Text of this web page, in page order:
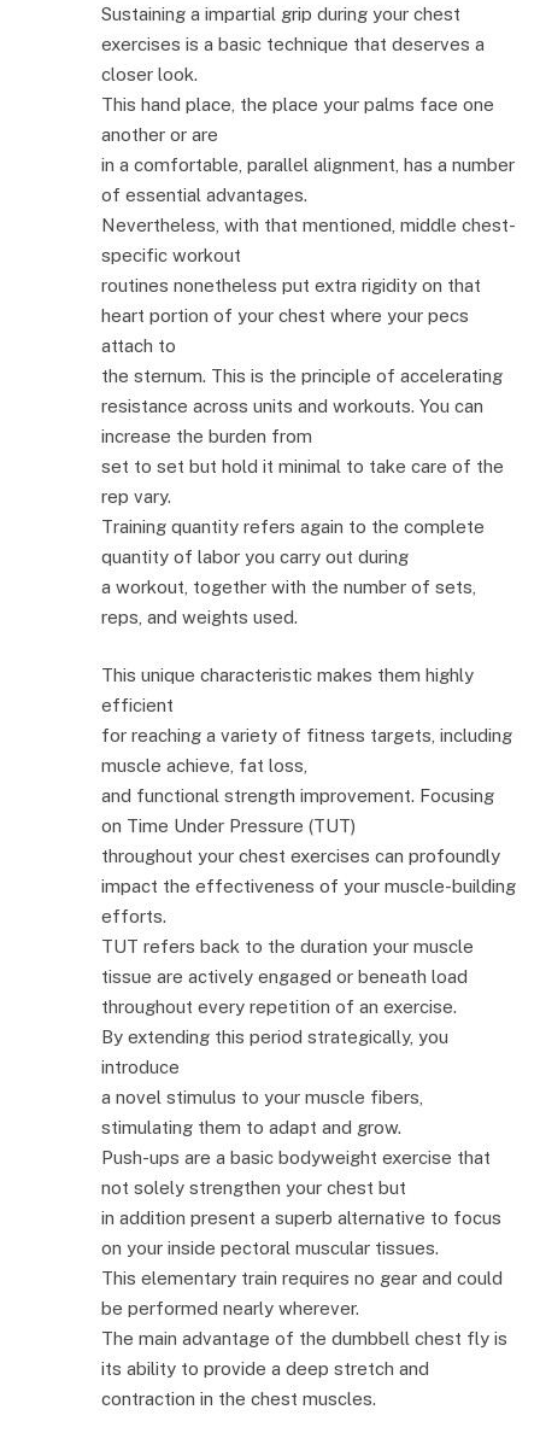
Sustaining a impartial grip during your chest
exercises is a basic technique that deserves a
closer look.
This hand place, the place your palms face one
another or are
in a comfortable, parallel alignment, has a number
of essential advantages.
Nevertheless, with that mentioned, middle chest-
specific workout
routines nonetheless put extra rigidity on that
heart portion of your chest where your pecs
attach to
the sternum. This is the principle of accelerating
resistance across units and workouts. You can
increase the burden from
set to set but hold it minimal to take care of the
rep vary.
Training quantity refers again to the complete
quantity of labor you carry out during
a workout, together with the number of sets,
reps, and weights used.
This unique characteristic makes them highly
efficient
for reaching a variety of fitness targets, including
muscle achieve, fat loss,
and functional strength improvement. Focusing
on Time Under Pressure (TUT)
throughout your chest exercises can profoundly
impact the effectiveness of your muscle-building
efforts.
TUT refers back to the duration your muscle
tissue are actively engaged or beneath load
throughout every repetition of an exercise.
By extending this period strategically, you
introduce
a novel stimulus to your muscle fibers,
stimulating them to adapt and grow.
Push-ups are a basic bodyweight exercise that
not solely strengthen your chest but
in addition present a superb alternative to focus
on your inside pectoral muscular tissues.
This elementary train requires no gear and could
be performed nearly wherever.
The main advantage of the dumbbell chest fly is
its ability to provide a deep stretch and
contraction in the chest muscles.